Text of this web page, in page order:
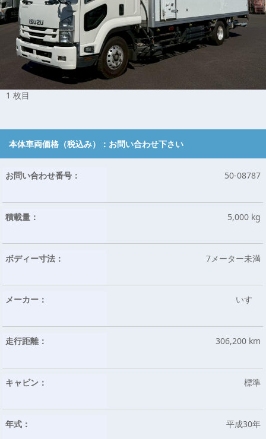
1 枚目
本体車両価格（税込み）： お問い合わせ下さい
お問い合わせ番号： 50-08787
積載量： 5,000 kg
ボディー寸法： 7メーター未満
メーカー： いすゞ
走行距離： 306,200 km
キャビン： 標準
年式： 平成30年